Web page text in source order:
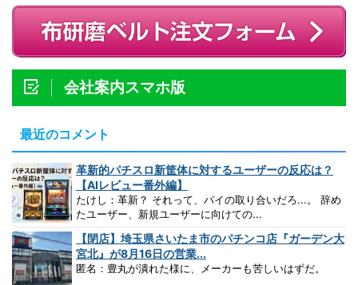
会社案内スマホ版
最近のコメント
革新的パチスロ新筐体に対するユーザーの反応は？
【AIレビュー番外編】
たけし：革新？ それって、パイの取り合いだろ...。 辞め
たユーザー、新規ユーザーに向けての...
【閉店】埼玉県さいたま市のパチンコ店『ガーデン大
宮北』が8月16日の営業...
匿名：豊丸が潰れた様に、メーカーも苦しいはずだ。